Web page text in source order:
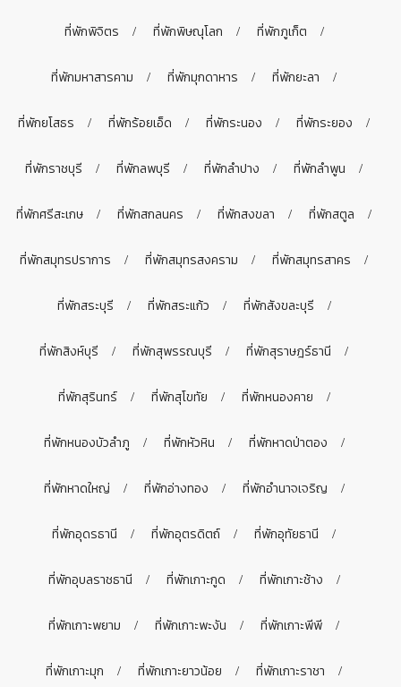
ที่พักพิจิตร ที่พักพิษณุโลก ที่พักภูเก็ต
ที่พักมหาสารคาม ที่พักมุกดาหาร ที่พักยะลา
ที่พักยโสธร ที่พักร้อยเอ็ด ที่พักระนอง ที่พักระยอง
ที่พักราชบุรี ที่พักลพบุรี ที่พักลำปาง ที่พักลำพูน
ที่พักศรีสะเกษ ที่พักสกลนคร ที่พักสงขลา ที่พักสตูล
ที่พักสมุทรปราการ ที่พักสมุทรสงคราม ที่พักสมุทรสาคร
ที่พักสระบุรี ที่พักสระแก้ว ที่พักสังขละบุรี
ที่พักสิงห์บุรี ที่พักสุพรรณบุรี ที่พักสุราษฎร์ธานี
ที่พักสุรินทร์ ที่พักสุโขทัย ที่พักหนองคาย
ที่พักหนองบัวลำภู ที่พักหัวหิน ที่พักหาดป่าตอง
ที่พักหาดใหญ่ ที่พักอ่างทอง ที่พักอำนาจเจริญ
ที่พักอุดรธานี ที่พักอุตรดิตถ์ ที่พักอุทัยธานี
ที่พักอุบลราชธานี ที่พักเกาะกูด ที่พักเกาะช้าง
ที่พักเกาะพยาม ที่พักเกาะพะงัน ที่พักเกาะพีพี
ที่พักเกาะมุก ที่พักเกาะยาวน้อย ที่พักเกาะราชา